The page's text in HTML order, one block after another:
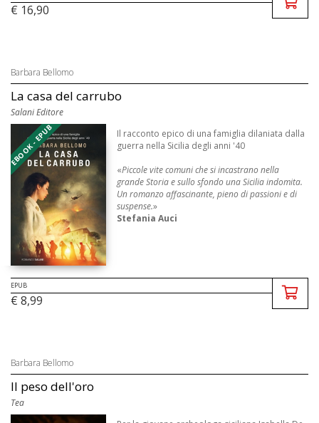
€ 16,90
Barbara Bellomo
La casa del carrubo
Salani Editore
EBOOK - EPUB
Il racconto epico di una famiglia dilaniata dalla
guerra nella Sicilia degli anni '40
«Piccole vite comuni che si incastrano nella
grande Storia e sullo sfondo una Sicilia indomita.
Un romanzo affascinante, pieno di passioni e di
suspense.»
Stefania Auci
EPUB
€ 8,99
Barbara Bellomo
Il peso dell'oro
Tea